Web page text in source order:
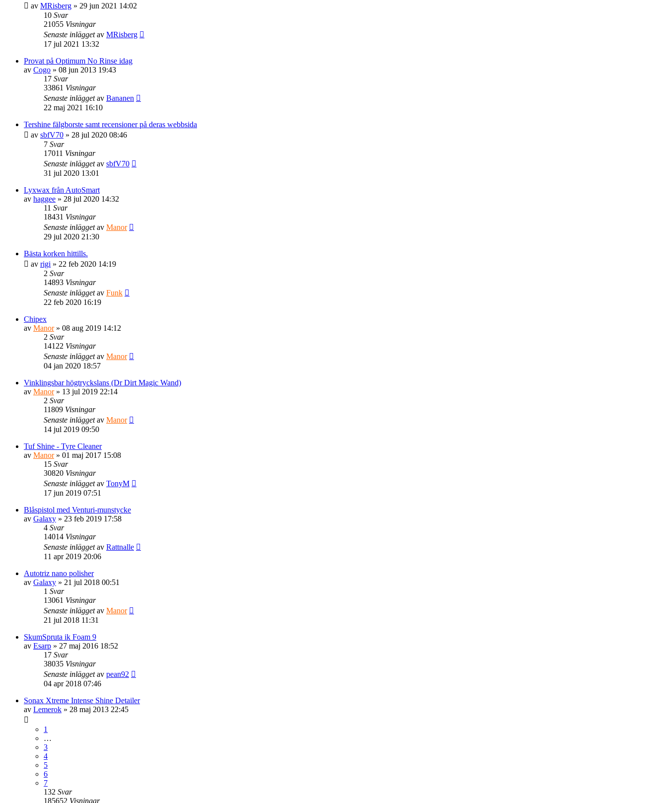
av MRisberg » 29 jun 2021 14:02
10 Svar
21055 Visningar
Senaste inläggetav MRisberg
17 jul 2021 13:32
Provat på Optimum No Rinse idag
av Cogo » 08 jun 2013 19:43
17 Svar
33861 Visningar
Senaste inläggetav Bananen
22 maj 2021 16:10
Tershine fälgborste samt recensioner på deras webbsida
av sbfV70 » 28 jul 2020 08:46
7 Svar
17011 Visningar
Senaste inläggetav sbfV70
31 jul 2020 13:01
Lyxwax från AutoSmart
av haggee » 28 jul 2020 14:32
11 Svar
18431 Visningar
Senaste inläggetav Manor
29 jul 2020 21:30
Bästa korken hittills.
av rigi » 22 feb 2020 14:19
2 Svar
14893 Visningar
Senaste inläggetav Funk
22 feb 2020 16:19
Chipex
av Manor» 08 aug 2019 14:12
2 Svar
14122 Visningar
Senaste inläggetav Manor
04 jan 2020 18:57
Vinklingsbar högtryckslans (Dr Dirt Magic Wand)
av Manor» 13 jul 2019 22:14
2 Svar
11809 Visningar
Senaste inläggetav Manor
14 jul 2019 09:50
Tuf Shine - Tyre Cleaner
av Manor» 01 maj 2017 15:08
15 Svar
30820 Visningar
Senaste inläggetav TonyM
17 jun 2019 07:51
Blåspistol med Venturi-munstycke
av Galaxy » 23 feb 2019 17:58
4 Svar
14014 Visningar
Senaste inläggetav Rattnalle
11 apr 2019 20:06
Autotriz nano polisher
av Galaxy » 21 jul 2018 00:51
1 Svar
13061 Visningar
Senaste inläggetav Manor
21 jul 2018 11:31
SkumSpruta ik Foam 9
av Esarp » 27 maj 2016 18:52
17 Svar
38035 Visningar
Senaste inläggetav pean92
04 apr 2018 07:46
Sonax Xtreme Intense Shine Detailer
av Lemerok » 28 maj 2013 22:45
1
…
3
4
5
6
7
132 Svar
185652 Visningar